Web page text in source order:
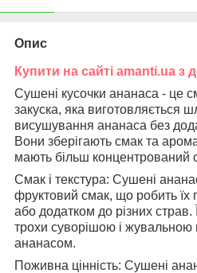
Опис
Купити на сайті amanti.ua з
Сушені кусочки ананаса - це
закуска, яка виготовляється
висушування ананаса без
Вони зберігають смак та
мають більш концентрований
Смак і текстура: Сушені
фруктовий смак, що робить їх
або додатком до різних страв.
трохи суворішою і жувальною
ананасом.
Поживна цінність: Сушені